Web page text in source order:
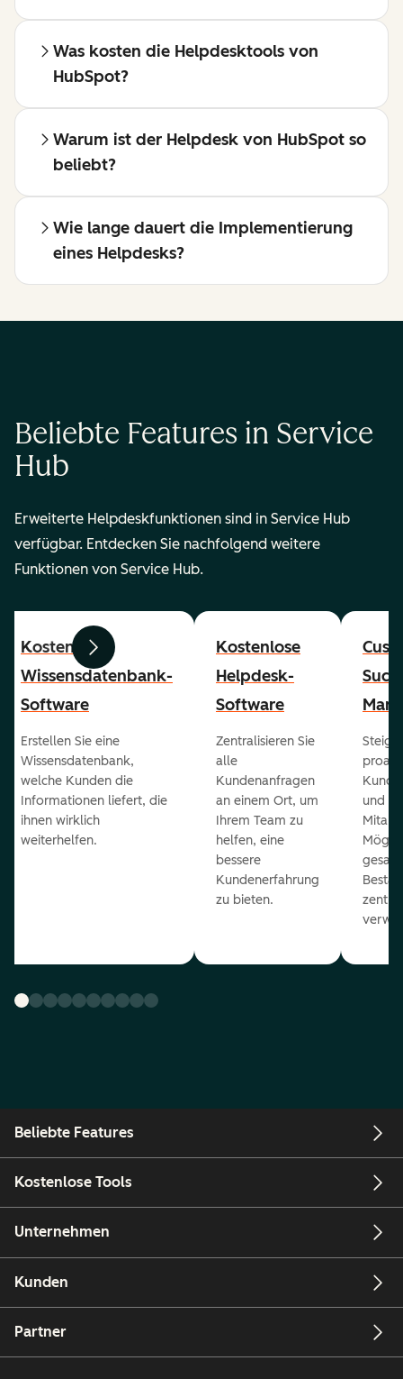
Was kosten die Helpdesktools von
HubSpot?
Warum ist der Helpdesk von HubSpot so
beliebt?
Wie lange dauert die Implementierung
eines Helpdesks?
Beliebte Features in Service
Hub
Erweiterte Helpdeskfunktionen sind in Service Hub
verfügbar. Entdecken Sie nachfolgend weitere
Funktionen von Service Hub.
ZurückWeiter
Kostenlose
Wissensdatenbank-
Software
Erstellen Sie eine
Wissensdatenbank,
welche Kunden die
Informationen liefert, die
ihnen wirklich
weiterhelfen.
Kostenlose
Helpdesk-
Software
Zentralisieren Sie
alle
Kundenanfragen
an einem Ort, um
Ihrem Team zu
helfen, eine
bessere
Kundenerfahrung
zu bieten.
und
Beliebte Features
Kostenlose Tools
Unternehmen
Kunden
Partner